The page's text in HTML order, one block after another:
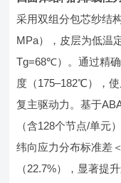
采用双组分包芯纱结
MPa），皮层为低温
Tg=68℃）。通过精
度（175–182℃），
复主驱动力。基于
（含128个节点/单元
纬向应力分布标准差
（22.7%），显著提